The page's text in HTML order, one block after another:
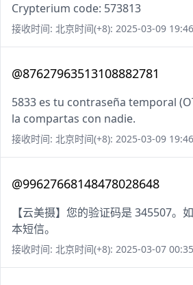
Crypterium code: 573813
接收时间: 北京时间(+8): 2025-03-09
@87627963513108882781
5833 es tu contraseña temporal
la compartas con nadie.
接收时间: 北京时间(+8): 2025-03-09
@99627668148478028648
【云美摄】您的验证码是 345507。
本短信。
接收时间: 北京时间(+8): 2025-03-07